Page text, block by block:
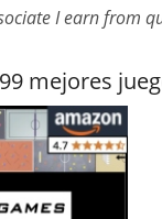
I earn from
mejores